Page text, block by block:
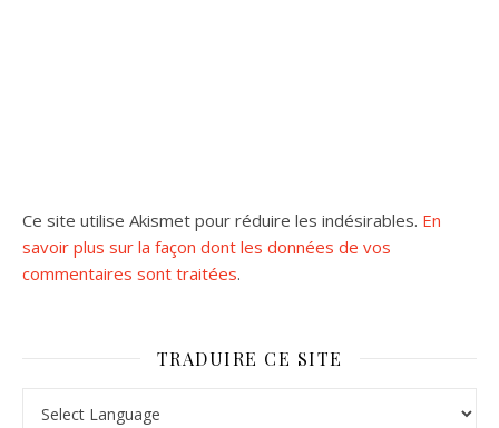
Ce site utilise Akismet pour réduire les indésirables. En
savoir plus sur la façon dont les données de vos
commentaires sont traitées.
TRADUIRE CE SITE